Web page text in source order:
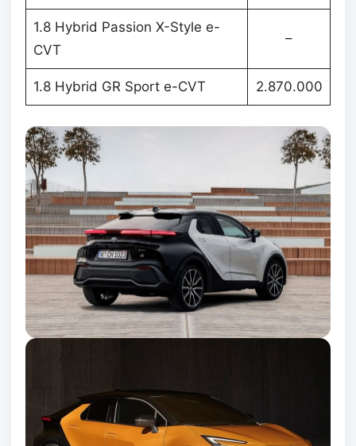
1.8 Hybrid Passion X-Style e-
CVT
–
1.8 Hybrid GR Sport e-CVT 2.870.000